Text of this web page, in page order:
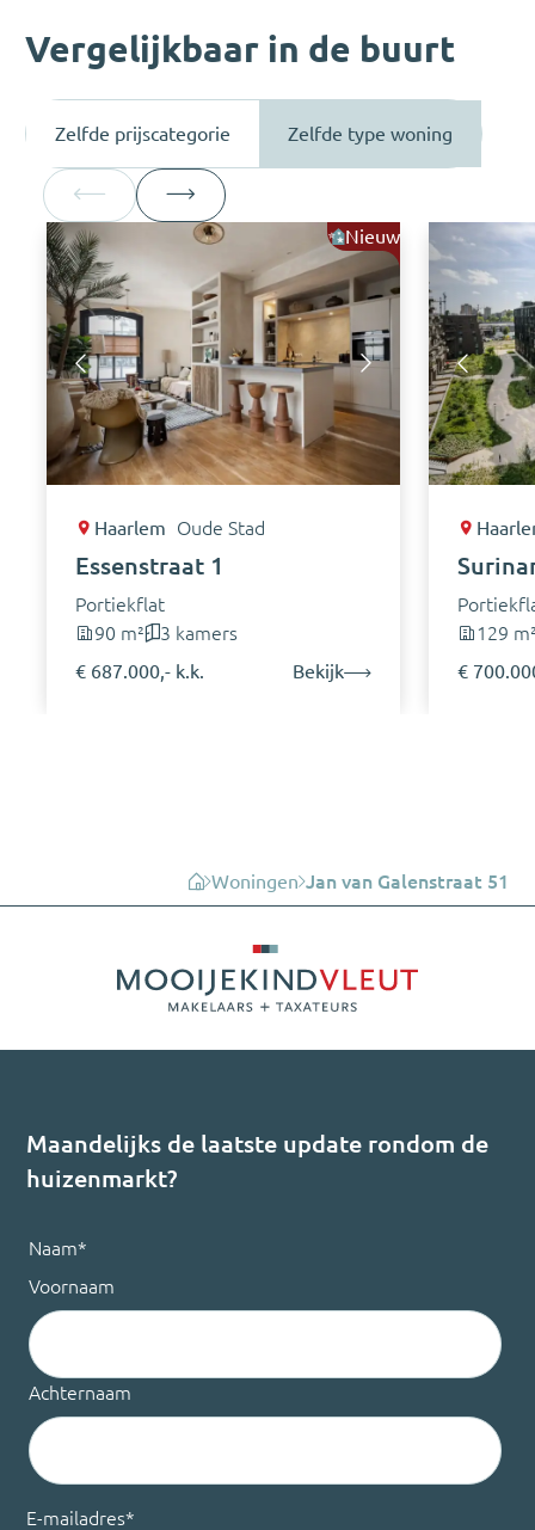
Vergelijkbaar in de buurt
Zelfde prijscategorie Zelfde type woning
Nieuw
Haarlem Oude Stad
Essenstraat 1
Portiekflat
90 m²
3 kamers
€ 687.000,- k.k.
Bekijk
129
€
Woningen Jan van Galenstraat 51
Maandelijks de laatste update rondom de
huizenmarkt?
Naam*
Voornaam
Achternaam
E-mailadres*